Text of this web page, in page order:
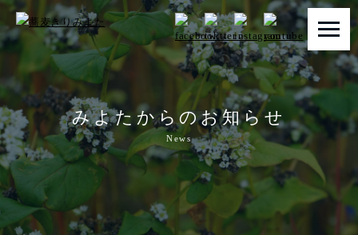
みよたからのお知らせ
News
トップページ
みよたとは
みよたのこだわり
畑だより